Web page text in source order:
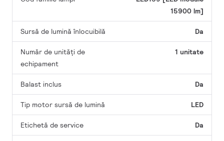
15900 lm]
Sursă de lumină înlocuibilă Da
Număr de unități de
echipament
1 unitate
Balast inclus Da
Tip motor sursă de lumină LED
Etichetă de service Da